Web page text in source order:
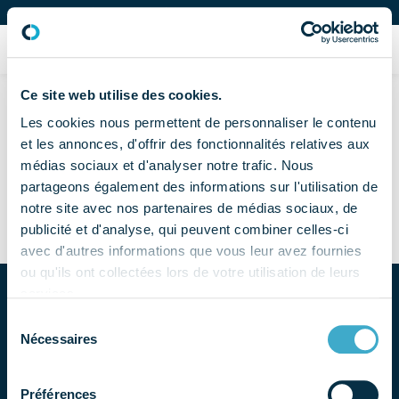
Ce site web utilise des cookies.
Les cookies nous permettent de personnaliser le contenu
et les annonces, d'offrir des fonctionnalités relatives aux
médias sociaux et d'analyser notre trafic. Nous
partageons également des informations sur l'utilisation de
notre site avec nos partenaires de médias sociaux, de
publicité et d'analyse, qui peuvent combiner celles-ci
avec d'autres informations que vous leur avez fournies
ou qu'ils ont collectées lors de votre utilisation de leurs
Nécessaires
Préférences
Organisation professionnelle des fabricants et distributeurs dentaires
Aucun résultat
Il semblerait que nous ne pouvons trouver ce que vous
cherchez. Une recherche pourrait vous être utile.
Recherche pour :